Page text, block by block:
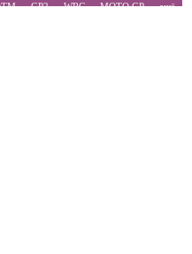
GP2 WRC MOTO GP
ещё